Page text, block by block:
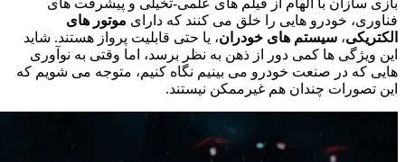
فناوری، خودرو هایی را خلق می‌ کنند که دارای موتور های
الکتریکی، سیستم‌ های خودران، یا حتی قابلیت پرواز هستند. شاید
این ویژگی‌ ها کمی دور از ذهن به نظر برسد، اما وقتی به نوآوری‌
هایی که در صنعت خودرو می‌ بینیم نگاه کنیم، متوجه می‌ شویم که
این تصورات چندان هم غیرممکن نیستند.